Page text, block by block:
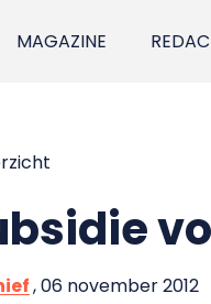
MAGAZINE
, 06 november 2012